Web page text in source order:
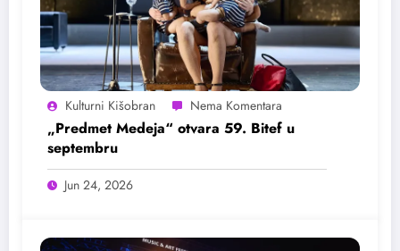
Kulturni Kišobran
„Predmet Medeja“ otvara 59. Bitef u
septembru
Jun 24, 2026